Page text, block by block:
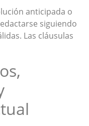
anticipada o
siguiendo
Las cláusulas